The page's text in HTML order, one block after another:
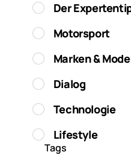
Der
Motorsport
Marken &
Dialog
Technologie
Lifestyle
Tags